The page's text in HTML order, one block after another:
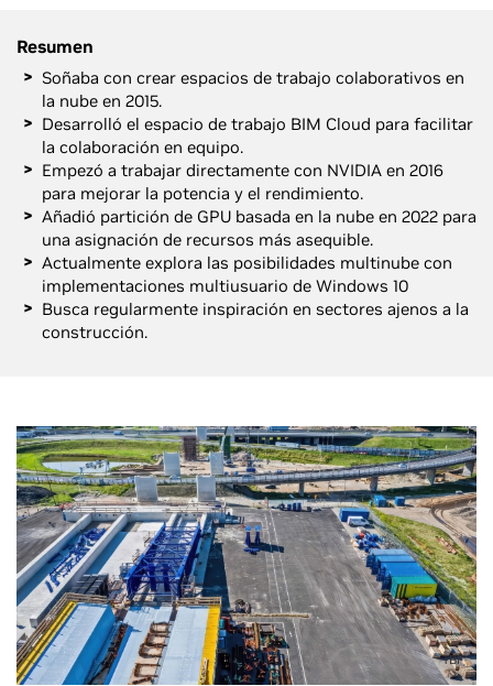
Resumen
Soñaba con crear espacios de trabajo colaborativos en
la nube en 2015.
Desarrolló el espacio de trabajo BIM Cloud para facilitar
la colaboración en equipo.
Empezó a trabajar directamente con NVIDIA en 2016
para mejorar la potencia y el rendimiento.
Añadió partición de GPU basada en la nube en 2022 para
una asignación de recursos más asequible.
Actualmente explora las posibilidades multinube con
implementaciones multiusuario de Windows 10
Busca regularmente inspiración en sectores ajenos a la
construcción.
TBI